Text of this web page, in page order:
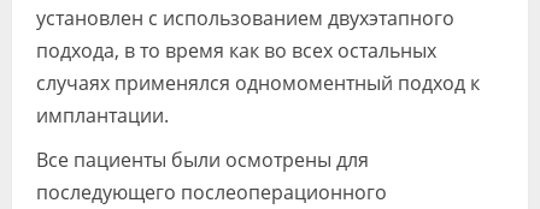
установлен с использованием двухэтапного
подхода, в то время как во всех остальных
случаях применялся одномоментный подход к
имплантации.
Все пациенты были осмотрены для
последующего послеоперационного